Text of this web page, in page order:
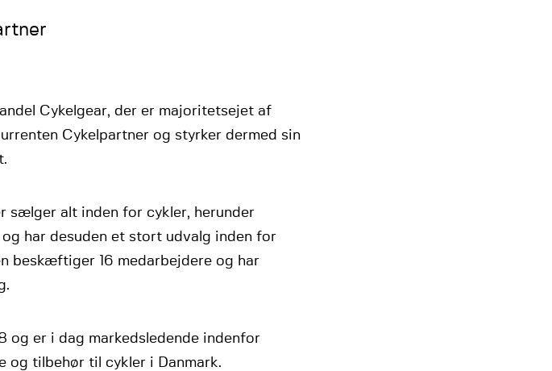
Cykelgear, der er majoritetsejet af
Cykelpartner og styrker dermed sin
sælger alt inden for cykler, herunder
har desuden et stort udvalg inden for
beskæftiger 16 medarbejdere og har
og er i dag markedsledende indenfor
og tilbehør til cykler i Danmark.